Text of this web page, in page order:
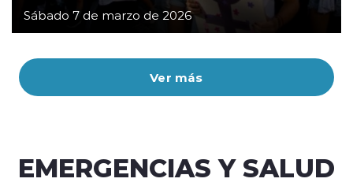
Ver más
Sábado 7 de marzo de 2026
EMERGENCIAS Y SALUD